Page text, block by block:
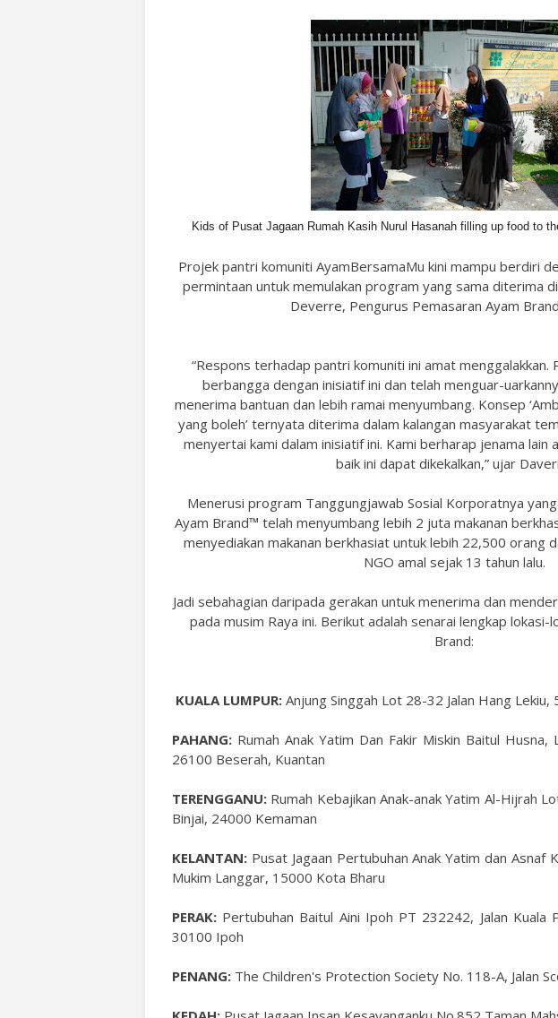
Kids of Pusat Jagaan Rumah Kasih Nurul Hasanah filling up food to
Projek pantri komuniti AyamBersamaMu kini mampu berdiri
permintaan untuk memulakan program yang sama diterima
Deverre, Pengurus Pemasaran Ayam
“Respons terhadap pantri komuniti ini amat menggalakkan.
berbangga dengan inisiatif ini dan telah menguar-
menerima bantuan dan lebih ramai menyumbang. Konsep
yang boleh’ ternyata diterima dalam kalangan masyarakat
menyertai kami dalam inisiatif ini. Kami berharap jenama
baik ini dapat dikekalkan,” ujar
Menerusi program Tanggungjawab Sosial Korporatnya
Ayam Brand™ telah menyumbang lebih 2 juta makanan
menyediakan makanan berkhasiat untuk lebih 22,500 orang
NGO amal sejak 13 tahun lalu.
Jadi sebahagian daripada gerakan untuk menerima dan
pada musim Raya ini. Berikut adalah senarai lengkap lokasi-
Brand:
KUALA LUMPUR: Anjung Singgah Lot 28-32 Jalan Hang
PAHANG: Rumah Anak Yatim Dan Fakir Miskin Baitul
26100 Beserah, Kuantan
TERENGGANU: Rumah Kebajikan Anak-anak Yatim Al-Hijrah
Binjai, 24000 Kemaman
KELANTAN: Pusat Jagaan Pertubuhan Anak Yatim dan Asnaf
Mukim Langgar, 15000 Kota Bharu
PERAK: Pertubuhan Baitul Aini Ipoh PT 232242, Jalan Kuala
30100 Ipoh
PENANG: The Children's Protection Society No. 118-A, Jalan